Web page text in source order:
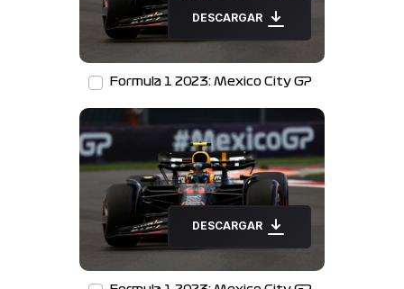
DESCARGAR
Formula 1 2023: Mexico City GP
DESCARGAR